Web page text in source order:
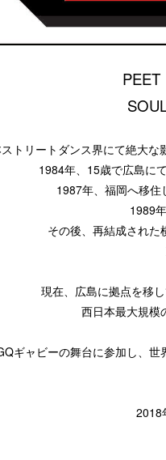
PEET
トリートダンス界にて絶大な
1984年、15歳で広島に
1987年、福岡へ移住
1989
その後、再結成された
現在、広島に拠点を移
西日本最大規模
ギャビーの舞台に参加し、
2018